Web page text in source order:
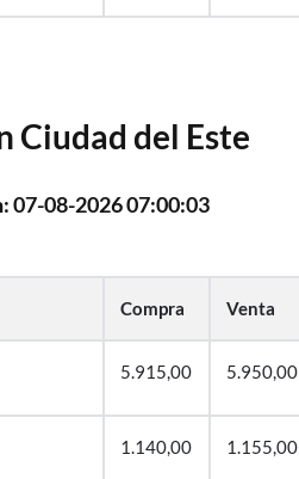
Ciudad del Este
07-08-2026 07:00:03
Compra Venta
5.915,00 5.950,00
1.140,00 1.155,00